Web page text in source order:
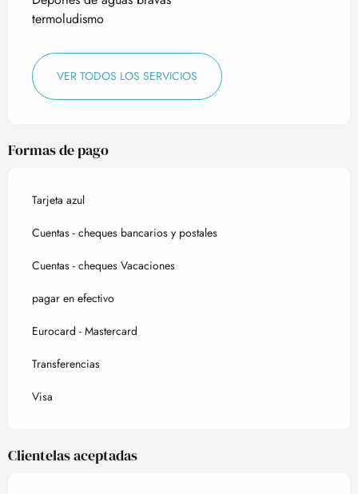
termoludismo
VER TODOS LOS SERVICIOS
Formas de pago
Tarjeta azul
Cuentas - cheques bancarios y postales
Cuentas - cheques Vacaciones
pagar en efectivo
Eurocard - Mastercard
Transferencias
Visa
Clientelas aceptadas